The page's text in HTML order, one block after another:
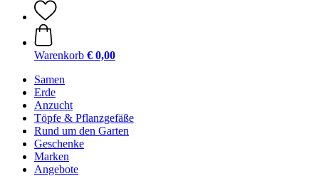
Warenkorb € 0,00
Samen
Erde
Anzucht
Töpfe & Pflanzgefäße
Rund um den Garten
Geschenke
Marken
Angebote